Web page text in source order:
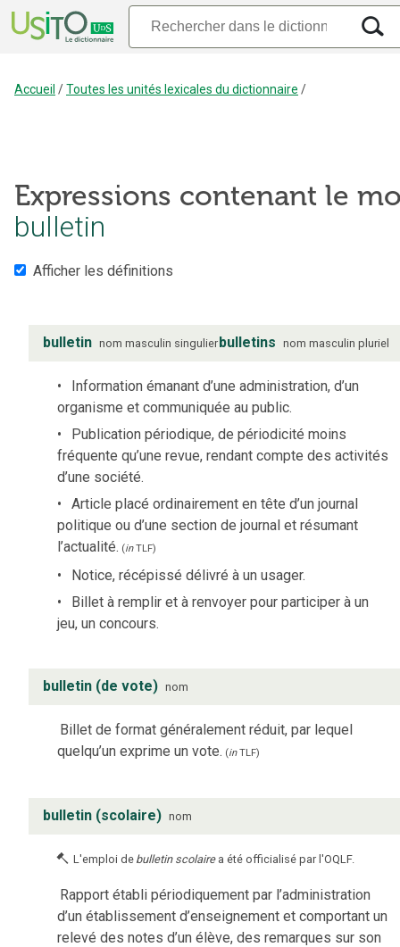
Accueil /Toutes les unités lexicales du dictionnaire /
Expressions contenant le
bulletin
Afficher les définitions
bulletin nom masculin singulierbulletins nom masculin pluriel
Information émanant d’une administration, d’un
organisme et communiquée au public.
Publication périodique, de périodicité moins
fréquente qu’une revue, rendant compte des activités
d’une société.
Article placé ordinairement en tête d’un journal
politique ou d’une section de journal et résumant
l’actualité. (inTLF)
Notice, récépissé délivré à un usager.
Billet à remplir et à renvoyer pour participer à un
jeu, un concours.
bulletin (de vote) nom
Billet de format généralement réduit, par lequel
quelqu’un exprime un vote. (inTLF)
bulletin (scolaire) nom
L'emploi de bulletin scolaire a été officialisé par l'OQLF.
Rapport établi périodiquement par l’administration
d’un établissement d’enseignement et comportant un
relevé des notes d’un élève, des remarques sur son